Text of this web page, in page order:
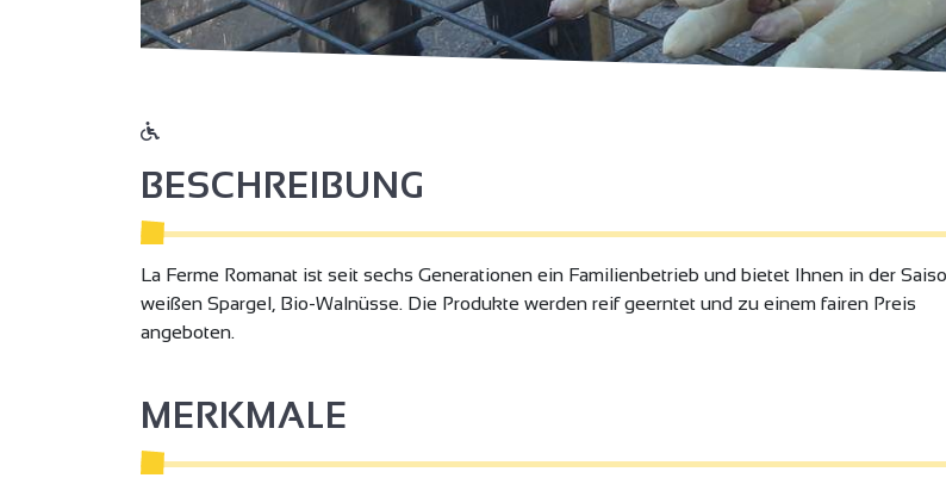
BESCHREIBUNG
La Ferme Romanat ist seit sechs Generationen ein Familienbetrieb und bietet Ihnen in der
weißen Spargel, Bio-Walnüsse. Die Produkte werden reif geerntet und zu einem fairen Preis
angeboten.
MERKMALE